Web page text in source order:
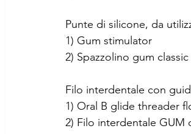
Punte di silicone, da
1) Gum stimulator
2) Spazzolino gum classic
Filo interdentale con
1) Oral B glide threader
2) Filo interdentale GUM